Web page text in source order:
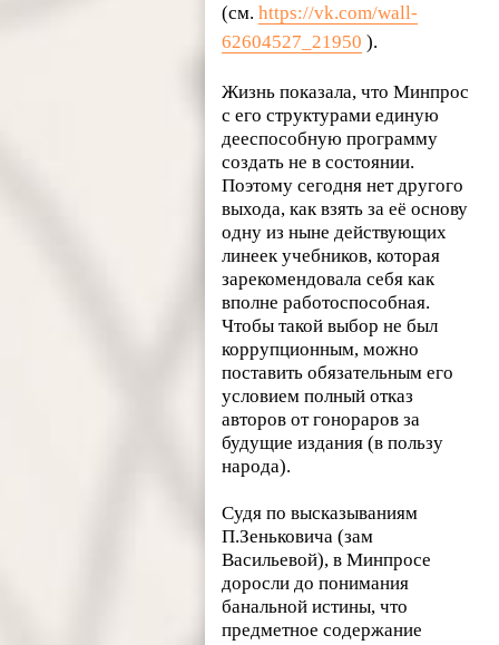
(см.https://vk.com/wall-
62604527_21950 ).
Жизнь показала, что Минпрос
с его структурами единую
дееспособную программу
создать не в состоянии.
Поэтому сегодня нет другого
выхода, как взять за её основу
одну из ныне действующих
линеек учебников, которая
зарекомендовала себя как
вполне работоспособная.
Чтобы такой выбор не был
коррупционным, можно
поставить обязательным его
условием полный отказ
авторов от гонораров за
будущие издания (в пользу
народа).
Судя по высказываниям
П.Зеньковича (зам
Васильевой), в Минпросе
доросли до понимания
банальной истины, что
предметное содержание